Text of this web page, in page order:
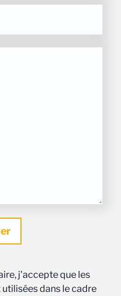
j'accepte que les
dans le cadre